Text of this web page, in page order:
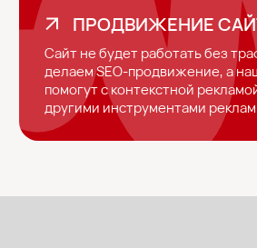
Мы – веб-студия
с глубоким подходом
в упаковке вашего бизнеса
и продукта.